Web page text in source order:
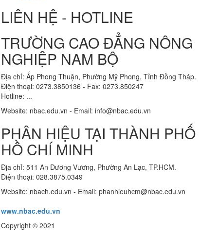
LIÊN HỆ - HOTLINE
TRƯỜNG CAO ĐẲNG NÔNG
NGHIỆP NAM BỘ
Địa chỉ: Ấp Phong Thuận, Phường Mỹ Phong, Tỉnh Đồng Tháp.
Điện thoại: 0273.3850136 - Fax: 0273.850247
Hotline: ...
Website: nbac.edu.vn - Email: info@nbac.edu.vn
PHÂN HIỆU TẠI THÀNH PHỐ
HỒ CHÍ MINH
Địa chỉ: 511 An Dương Vương, Phường An Lạc, TP.HCM.
Điện thoại: 028.3875.0349
Website: nbach.edu.vn - Email: phanhieuhcm@nbac.edu.vn
www.nbac.edu.vn
Copyright © 2021